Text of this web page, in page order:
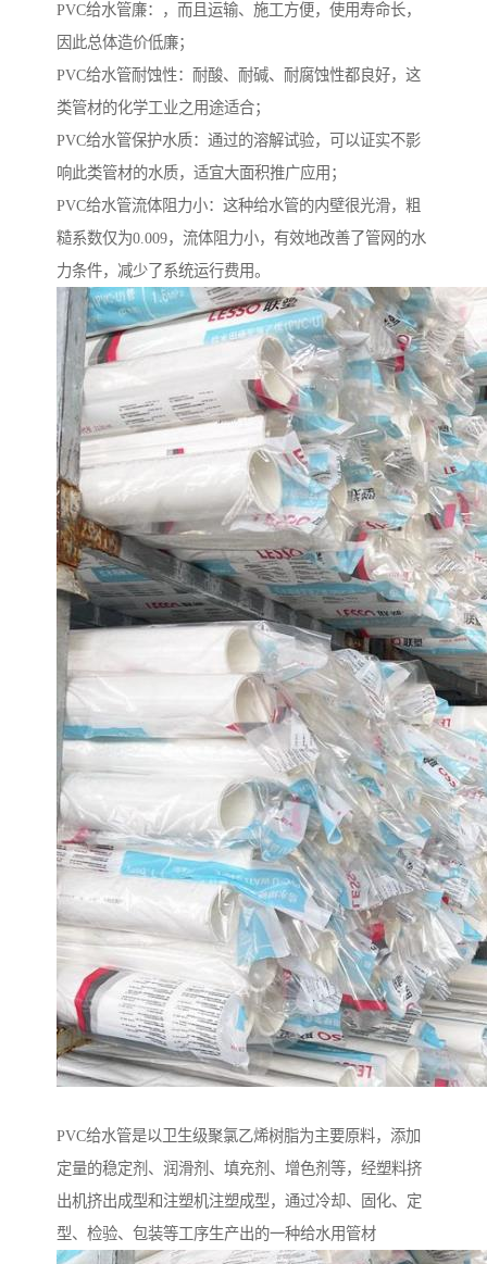
PVC给水管廉：，而且运输、施工方便，使用寿命长，
因此总体造价低廉；
PVC给水管耐蚀性：耐酸、耐碱、耐腐蚀性都良好，这
类管材的化学工业之用途适合；
PVC给水管保护水质：通过的溶解试验，可以证实不影
响此类管材的水质，适宜大面积推广应用；
PVC给水管流体阻力小：这种给水管的内壁很光滑，粗
糙系数仅为0.009，流体阻力小，有效地改善了管网的水
力条件，减少了系统运行费用。
PVC给水管是以卫生级聚氯乙烯树脂为主要原料，添加
定量的稳定剂、润滑剂、填充剂、增色剂等，经塑料挤
出机挤出成型和注塑机注塑成型，通过冷却、固化、定
型、检验、包装等工序生产出的一种给水用管材